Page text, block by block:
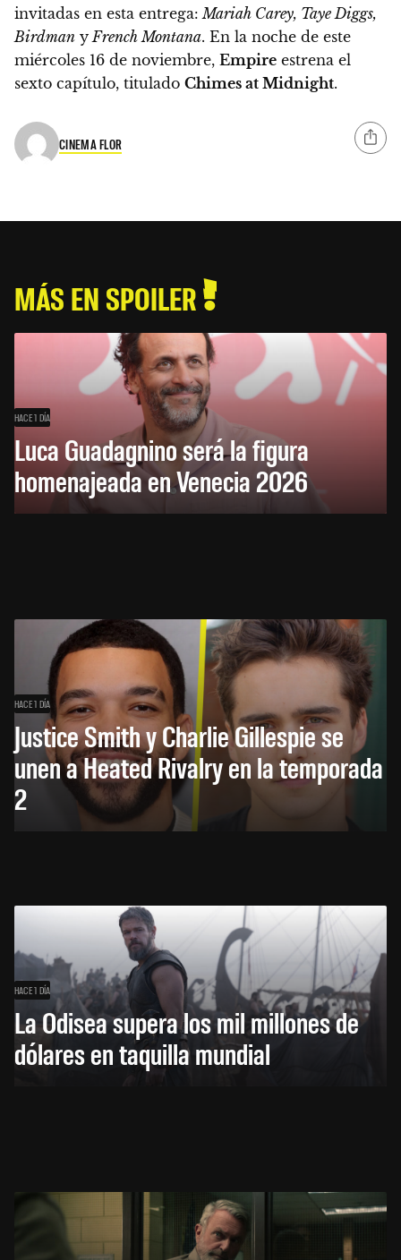
invitadas en esta entrega: Mariah Carey, Taye Diggs,
Birdman y French Montana. En la noche de este
miércoles 16 de noviembre, Empire estrena el
sexto capítulo, titulado Chimes at Midnight.
CINEMA FLOR
MÁS EN SPOILER
HACE 1 DÍA
Luca Guadagnino será la figura
homenajeada en Venecia 2026
HACE 1 DÍA
Justice Smith y Charlie Gillespie se
unen a Heated Rivalry en la temporada
2
HACE 1 DÍA
La Odisea supera los mil millones de
dólares en taquilla mundial